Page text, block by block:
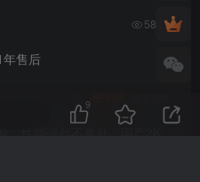
5803
售后
9